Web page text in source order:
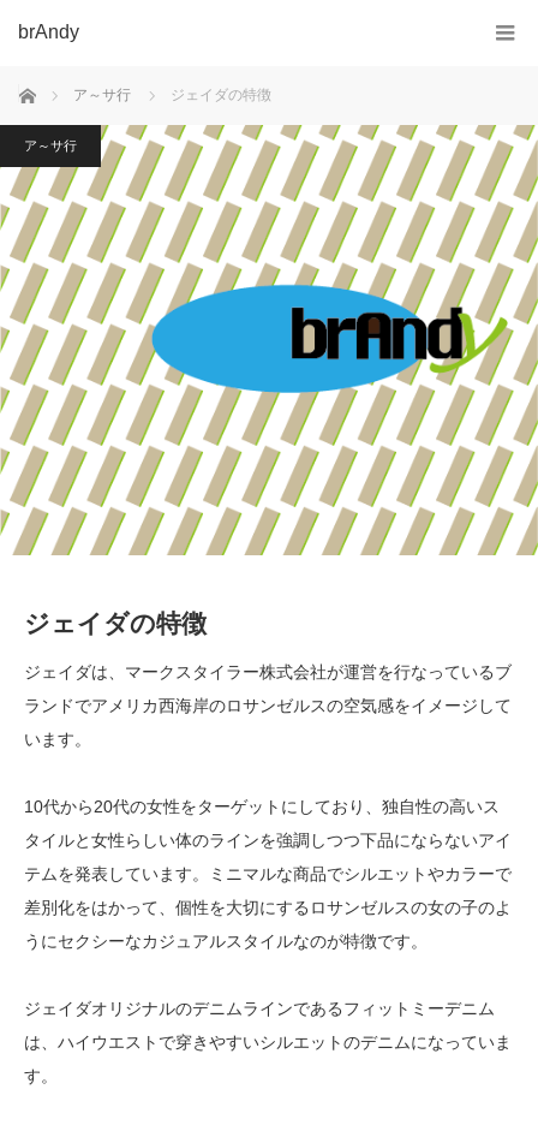
brAndy
ホーム ア～サ行 ジェイダの特徴
ア～サ行
ジェイダの特徴
ジェイダは、マークスタイラー株式会社が運営を行なっているブ
ランドでアメリカ西海岸のロサンゼルスの空気感をイメージして
います。
10代から20代の女性をターゲットにしており、独自性の高いス
タイルと女性らしい体のラインを強調しつつ下品にならないアイ
テムを発表しています。ミニマルな商品でシルエットやカラーで
差別化をはかって、個性を大切にするロサンゼルスの女の子のよ
うにセクシーなカジュアルスタイルなのが特徴です。
ジェイダオリジナルのデニムラインであるフィットミーデニム
は、ハイウエストで穿きやすいシルエットのデニムになっていま
す。